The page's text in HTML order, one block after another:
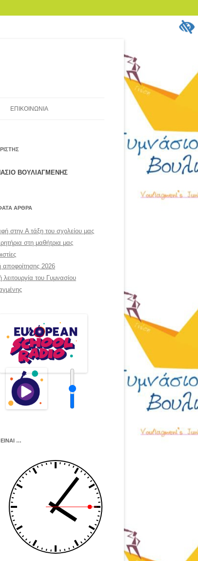
ΕΠΙΚΟΙΝΩΝΊΑ
ΒΟΥΛΙΑΓΜΕΝΗΣ
ΆΡΘΡΑ
στην Α τάξη του σχολείου μας
στη μαθήτρια μας
αποφοίτησης 2026
λειτουργία του Γυμνασίου
…